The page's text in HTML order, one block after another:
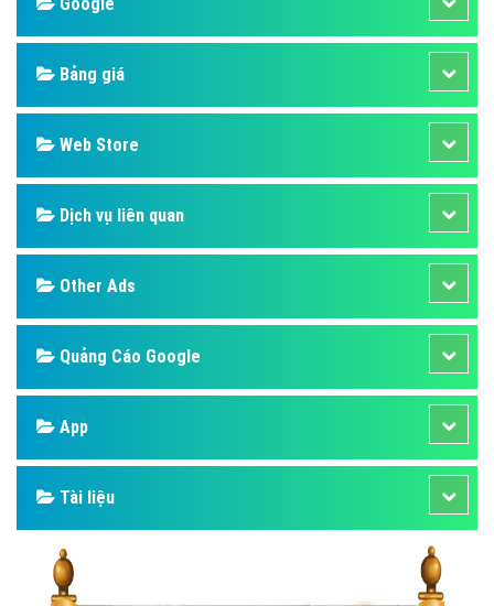
Google
Bảng giá
Web Store
Dịch vụ liên quan
Other Ads
Quảng Cáo Google
App
Tài liệu